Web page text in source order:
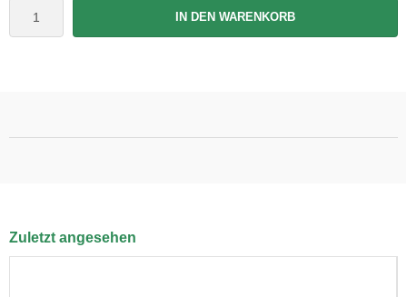
IN DEN WARENKORB
Zuletzt angesehen